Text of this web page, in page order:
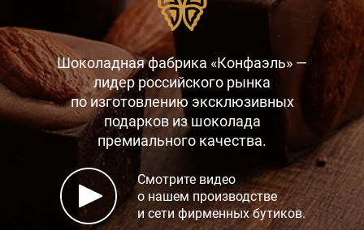
Шоколадная фабрика «Конфаэль» —
лидер российского рынка
по изготовлению эксклюзивных
подарков из шоколада
премиального качества.
Смотрите видео
о нашем производстве
и сети фирменных бутиков.